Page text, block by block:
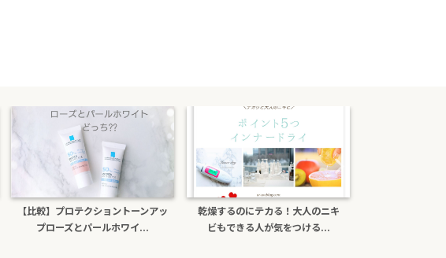
乾燥するのにテカる！大人のニキ
ビもできる人が気をつける...
ポーラb.aライトセレクターは偽物
がある？日焼け止め効...